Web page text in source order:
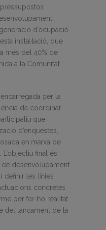
d’ocupació
instal·lació, que
més del 40% de
a la Comunitat
per la
de coordinar
que
d’enquestes,
en marxa de
final és
desenvolupament
definir les línies
concretes
per fer-ho realitat
del tancament de la